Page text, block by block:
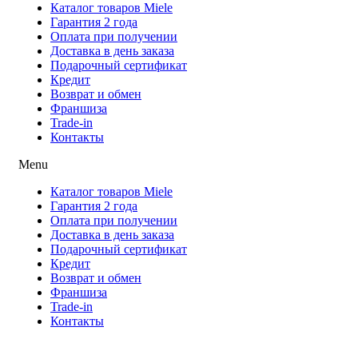
Каталог товаров Miele
Гарантия 2 года
Оплата при получении
Доставка в день заказа
Подарочный сертификат
Кредит
Возврат и обмен
Франшиза
Trade-in
Контакты
Menu
Каталог товаров Miele
Гарантия 2 года
Оплата при получении
Доставка в день заказа
Подарочный сертификат
Кредит
Возврат и обмен
Франшиза
Trade-in
Контакты